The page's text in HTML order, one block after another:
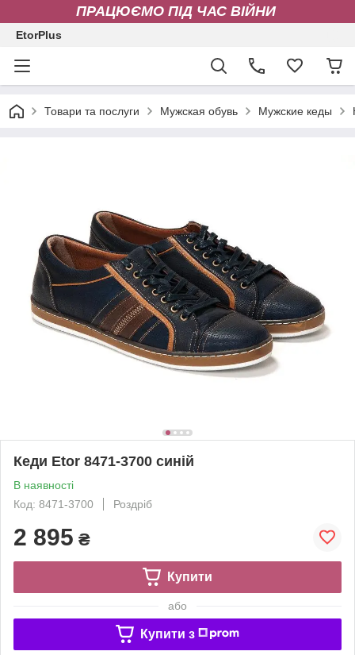
ПРАЦЮЄМО ПІД ЧАС ВІЙНИ
EtorPlus
Товари та послуги Мужская обувь Мужские кеды
Кеди Etor 8471-3700 синій
В наявності
Код: 8471-3700
Роздріб
2 895 ₴
Купити
або
Купити з